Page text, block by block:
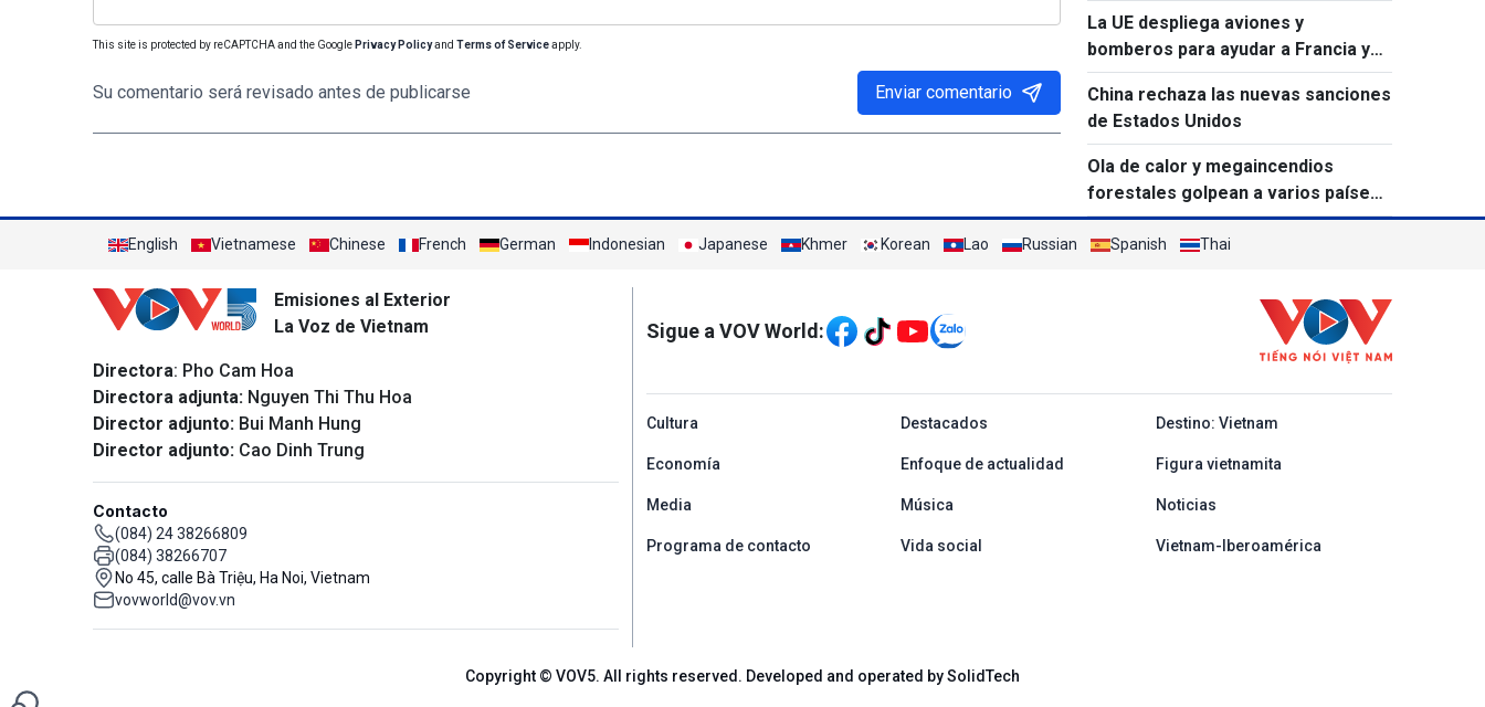
This site is protected by reCAPTCHA and the Google Privacy Policyand Terms of Serviceapply.
Su comentario será revisado antes de publicarse Enviar comentario
La UE despliega aviones y
bomberos para ayudar a Francia y
España a combatir los incendios
forestales
China rechaza las nuevas sanciones
de Estados Unidos
Ola de calor y megaincendios
forestales golpean a varios países
de Europa
English Vietnamese Chinese French German Indonesian Japanese Khmer Korean Lao Russian Spanish Thai
Emisiones al Exterior
La Voz de Vietnam
Directora: Pho Cam Hoa
Directora adjunta: Nguyen Thi Thu Hoa
Director adjunto: Bui Manh Hung
Director adjunto: Cao Dinh Trung
Contacto
(084) 24 38266809
(084) 38266707
No 45, calle Bà Triệu, Ha Noi, Vietnam
vovworld@vov.vn
Mạng xã hội
Sigue a VOV World:
menu footer tiếng Tây ban nha
Cultura Destacados Destino: Vietnam
Economía Enfoque de actualidad Figura vietnamita
Media Música Noticias
Programa de contacto Vida social Vietnam-Iberoamérica
Copyright © VOV5. All rights reserved. Developed and operated by SolidTech